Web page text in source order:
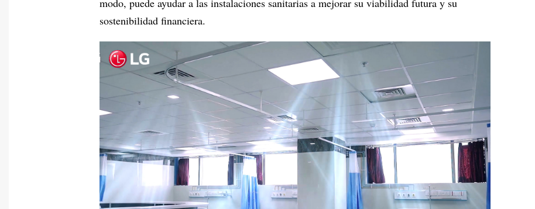
modo, puede ayudar a las instalaciones sanitarias a mejorar su viabilidad futura y su
sostenibilidad financiera.